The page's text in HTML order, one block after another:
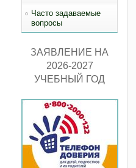
Часто задаваемые
вопросы
ЗАЯВЛЕНИЕ НА
2026-2027
УЧЕБНЫЙ ГОД